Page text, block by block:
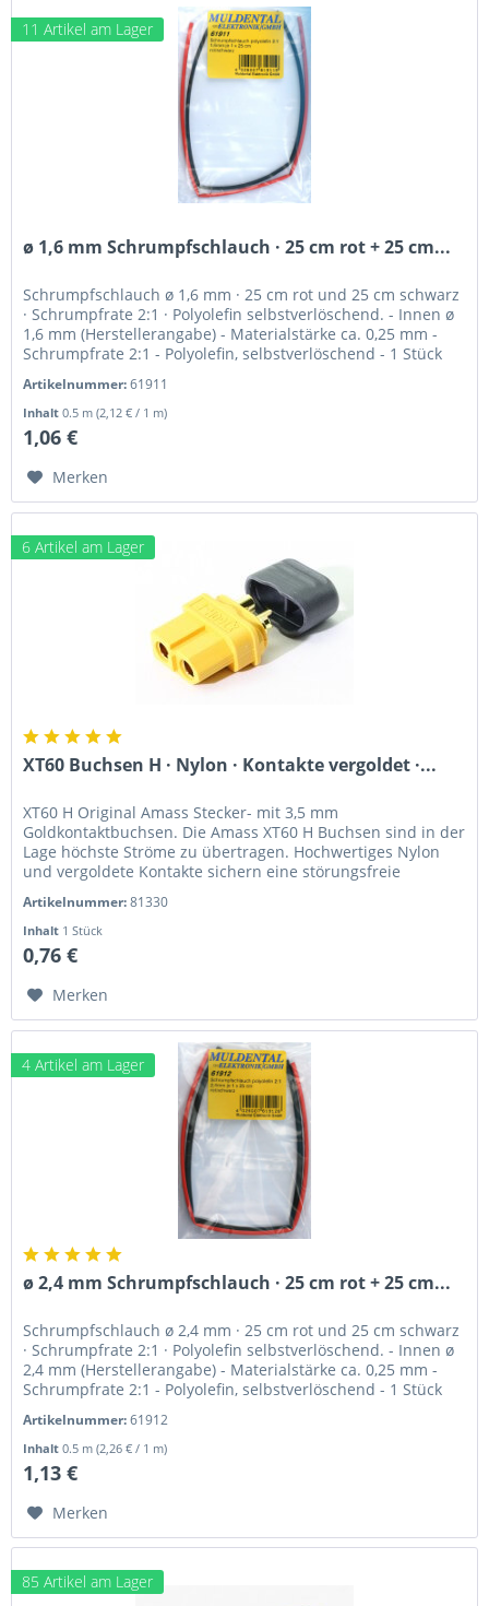
11 Artikel am Lager
ø 1,6 mm Schrumpfschlauch · 25 cm rot + 25 cm...
Schrumpfschlauch ø 1,6 mm · 25 cm rot und 25 cm schwarz
· Schrumpfrate 2:1 · Polyolefin selbstverlöschend. - Innen ø
1,6 mm (Herstellerangabe) - Materialstärke ca. 0,25 mm -
Schrumpfrate 2:1 - Polyolefin, selbstverlöschend - 1 Stück
Artikelnummer:61911
Inhalt0.5 m(2,12 € / 1 m)
1,06 €
Merken
6 Artikel am Lager
XT60 Buchsen H · Nylon · Kontakte vergoldet ·...
XT60 H Original Amass Stecker- mit 3,5 mm
Goldkontaktbuchsen. Die Amass XT60 H Buchsen sind in der
Lage höchste Ströme zu übertragen. Hochwertiges Nylon
und vergoldete Kontakte sichern eine störungsfreie
Artikelnummer:81330
Inhalt 1 Stück
0,76 €
Merken
4 Artikel am Lager
ø 2,4 mm Schrumpfschlauch · 25 cm rot + 25 cm...
Schrumpfschlauch ø 2,4 mm · 25 cm rot und 25 cm schwarz
· Schrumpfrate 2:1 · Polyolefin selbstverlöschend. - Innen ø
2,4 mm (Herstellerangabe) - Materialstärke ca. 0,25 mm -
Schrumpfrate 2:1 - Polyolefin, selbstverlöschend - 1 Stück
Artikelnummer:61912
Inhalt0.5 m(2,26 € / 1 m)
1,13 €
Merken
85 Artikel am Lager